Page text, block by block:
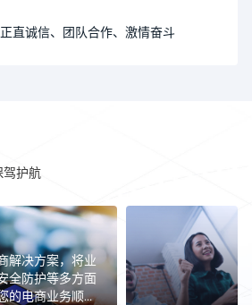
直诚信、团队合作、激情奋斗
驾护航
解决方案，将业
全防护等多方面
的电商业务顺畅